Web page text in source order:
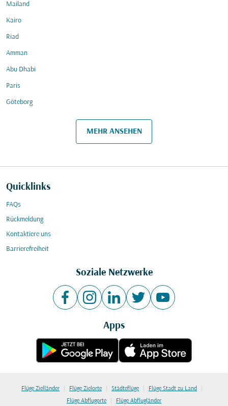
Mailand
Kairo
Riad
Amman
Abu Dhabi
Paris
Göteborg
MEHR ANSEHEN
Quicklinks
FAQs
Rückmeldung
Kontaktiere uns
Barrierefreiheit
Soziale Netzwerke
Apps
Flüge Zielländer | Flüge Zielorte | Städteflüge | Flüge Stadt zu Land |
Flüge Abflugorte | Flüge Abflugländer